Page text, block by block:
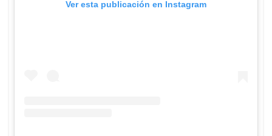
Ver esta publicación en Instagram